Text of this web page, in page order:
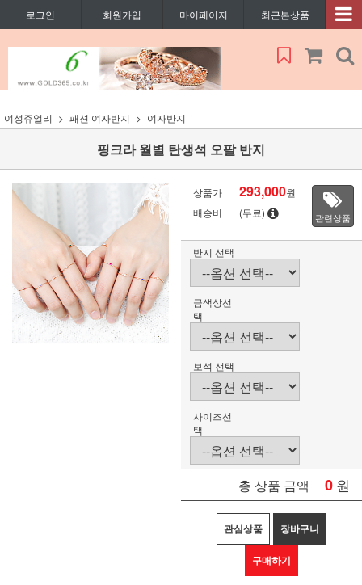
로그인 회원가입 마이페이지 최근본상품
여성쥬얼리 패션 여자반지 여자반지
핑크라 월별 탄생석 오팔 반지
상품가 293,000원
배송비
(무료) 관련상품
반지 선택
금색상선
택
보석 선택
사이즈선
택
총 상품 금액 0 원
관심상품 장바구니
구매하기